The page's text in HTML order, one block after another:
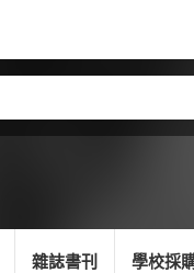
雜誌書刊 學校採